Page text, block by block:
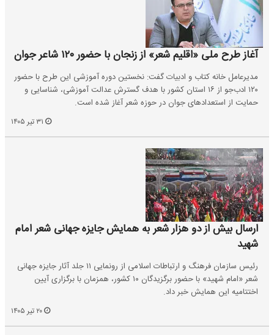
آغاز طرح ملی «اقلیم شعر» از زنجان با حضور ۱۲۰ شاعر جوان
مدیرعامل خانه کتاب و ادبیات گفت: نخستین دوره آموزشی این طرح با حضور
۱۲۰ ادب‌جو از ۱۶ استان کشور با هدف گسترش عدالت آموزشی، شناسایی و
حمایت از استعدادهای جوان در حوزه شعر آغاز شده است.
ارسال بیش از دو هزار شعر به همایش جایزه جهانی شعر امام
شهید
رئیس سازمان فرهنگ و ارتباطات اسلامی از رونمایی ۱۱ جلد آثار جایزه جهانی
شعر «امام شهید» با حضور برگزیدگان ۱۰ کشور، همزمان با برگزاری آیین
اختتامیه این همایش خبر داد.